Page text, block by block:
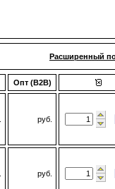
Расширенный
Опт (B2B)
руб.
руб.